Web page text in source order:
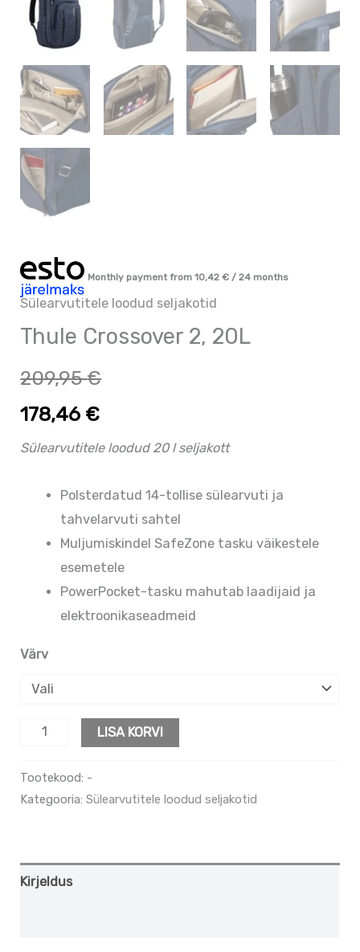
Monthly payment from10,42€ / 24 months
Sülearvutitele loodud seljakotid
Thule Crossover 2, 20L
209,95€
178,46 €
Sülearvutitele loodud 20 l seljakott
Polsterdatud 14-tollise sülearvuti ja
tahvelarvuti sahtel
Muljumiskindel SafeZone tasku väikestele
esemetele
PowerPocket-tasku mahutab laadijaid ja
elektroonikaseadmeid
Värv
LISA KORVI
Tootekood: -
Kategooria:Sülearvutitele loodud seljakotid
Kirjeldus